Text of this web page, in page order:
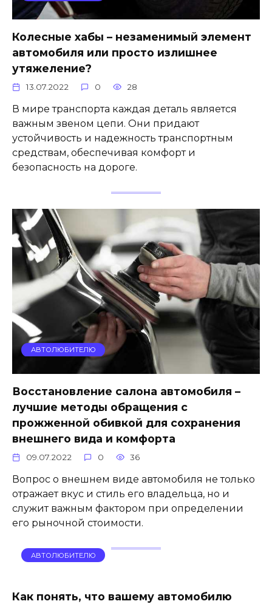
Колесные хабы – незаменимый элемент
автомобиля или просто излишнее
утяжеление?
13.07.2022 0 28
В мире транспорта каждая деталь является
важным звеном цепи. Они придают
устойчивость и надежность транспортным
средствам, обеспечивая комфорт и
безопасность на дороге.
АВТОЛЮБИТЕЛЮ
Восстановление салона автомобиля –
лучшие методы обращения с
прожженной обивкой для сохранения
внешнего вида и комфорта
09.07.2022 0 36
Вопрос о внешнем виде автомобиля не только
отражает вкус и стиль его владельца, но и
служит важным фактором при определении
его рыночной стоимости.
АВТОЛЮБИТЕЛЮ
Как понять, что вашему автомобилю